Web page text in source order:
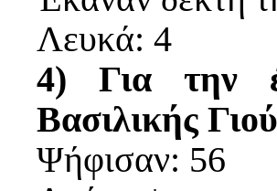
Λευκά: 4
4) Για την
Βασιλικής
Ψήφισαν: 56